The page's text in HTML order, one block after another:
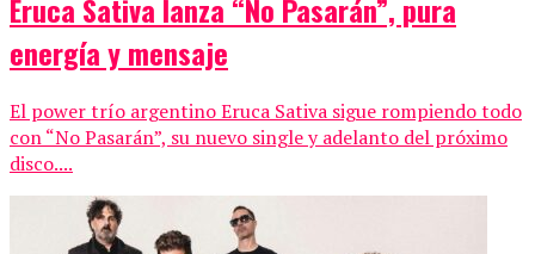
Eruca Sativa lanza “No Pasarán”, pura
energía y mensaje
El power trío argentino Eruca Sativa sigue rompiendo todo
con “No Pasarán”, su nuevo single y adelanto del próximo
disco....